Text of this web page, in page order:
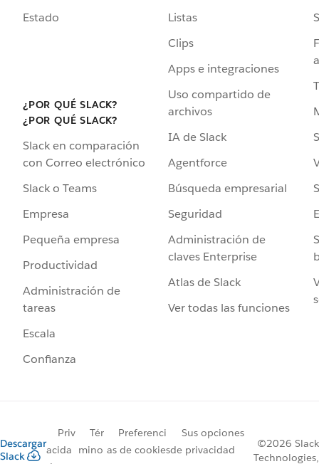
Estado
¿POR QUÉ SLACK?
¿POR QUÉ SLACK?
Slack en comparación
con Correo electrónico
Slack o Teams
Empresa
Pequeña empresa
Productividad
Administración de
tareas
Escala
Confianza
Listas
Clips
Apps e integraciones
Uso compartido de
archivos
IA de Slack
Agentforce
Búsqueda empresarial
Seguridad
Administración de
claves Enterprise
Atlas de Slack
Ver todas las funciones
Descargar
Slack
Priv
acida
Tér
mino
Preferenci
as de cookies
Sus opciones
de privacidad
©2026 Slack
Technologies,